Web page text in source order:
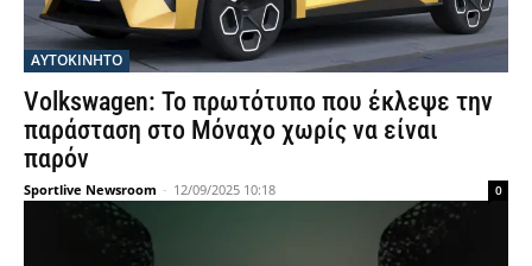
ΑΥΤΟΚΙΝΗΤΟ
Volkswagen: Το πρωτότυπο που έκλεψε την
παράσταση στο Μόναχο χωρίς να είναι
παρόν
Sportlive Newsroom - 12/09/2025 10:18 0